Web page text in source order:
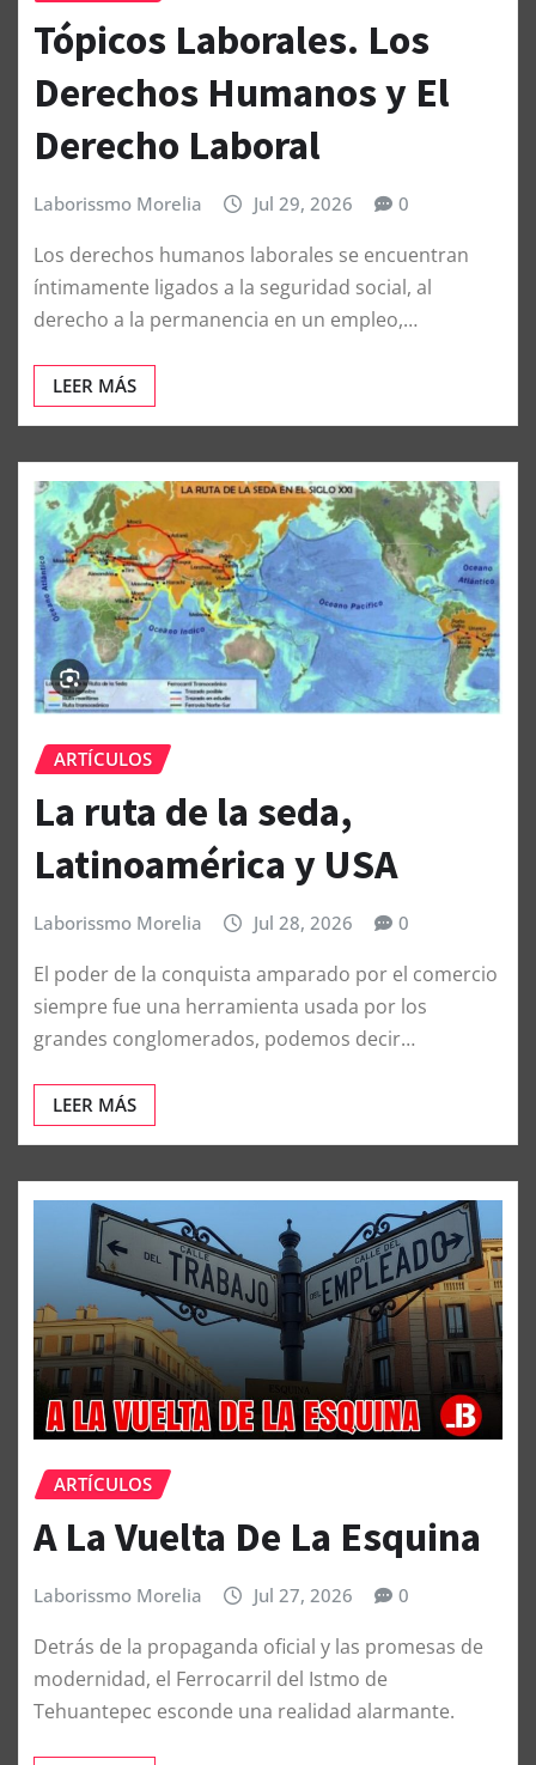
Tópicos Laborales. Los
Derechos Humanos y El
Derecho Laboral
Laborissmo Morelia Jul 29, 2026 0
Los derechos humanos laborales se encuentran
íntimamente ligados a la seguridad social, al
derecho a la permanencia en un empleo,…
LEER MÁS
ARTÍCULOS
La ruta de la seda,
Latinoamérica y USA
Laborissmo Morelia Jul 28, 2026 0
El poder de la conquista amparado por el comercio
siempre fue una herramienta usada por los
grandes conglomerados, podemos decir…
LEER MÁS
ARTÍCULOS
A La Vuelta De La Esquina
Laborissmo Morelia Jul 27, 2026 0
Detrás de la propaganda oficial y las promesas de
modernidad, el Ferrocarril del Istmo de
Tehuantepec esconde una realidad alarmante.